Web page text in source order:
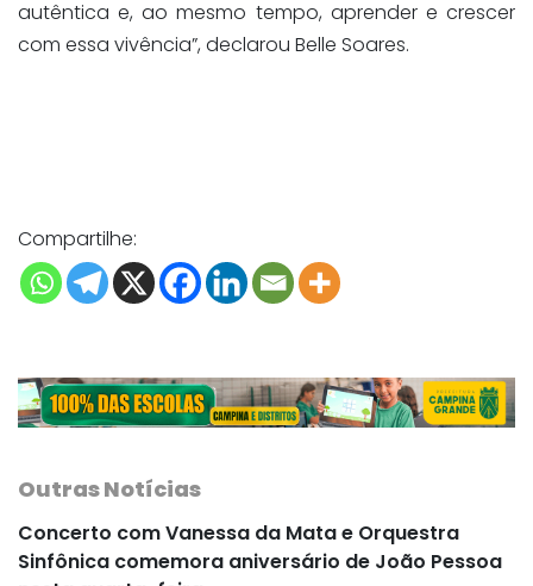
autêntica e, ao mesmo tempo, aprender e crescer
com essa vivência”, declarou Belle Soares.
Compartilhe:
Outras Notícias
Concerto com Vanessa da Mata e Orquestra
Sinfônica comemora aniversário de João Pessoa